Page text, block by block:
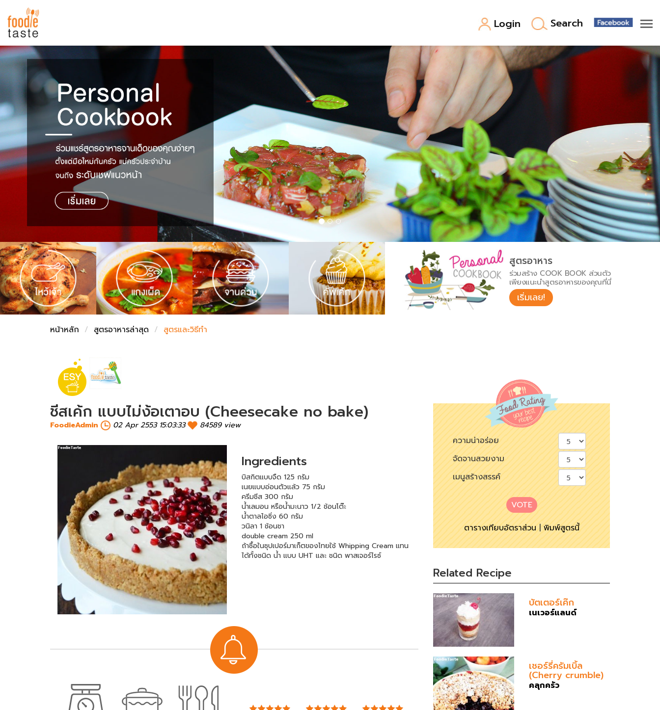
Login Search
สูตรอาหาร
สูตรอาหารล่าสุด
Top Foodie
พาไปชิม
สารพันก้นครัว
เคล็ดลับน่ารู้
เปรียบเทียบหน่วยการตวง
เปรียบเทียบอุณหภูมิ
เปรียบเทียบน้ำหนักวัตถุดิบ
ชั่งตวงเนย
FoodPedia
สร้าง Cookbook
สูตรอาหาร
ร่วมสร้าง COOK BOOK ส่วนตัว
เพียงแนะนำสูตรอาหารของคุณที่นี่
เริ่มเลย!
หน้าหลัก สูตรอาหารล่าสุด สูตรและวิธีทำ
ชีสเค้ก แบบไม่ง้อเตาอบ (Cheesecake no bake)
FoodieAdmin 02 Apr 2553 15:03:33 84589 view
Ingredients
บิสกิตแบบจืด 125 กรัม
เนยแบบอ่อนตัวแล้ว 75 กรัม
ครีมชีส 300 กรัม
น้ำเลมอน หรือน้ำมะนาว 1/2 ช้อนโต๊ะ
น้ำตาลไอซิ่ง 60 กรัม
วนิลา 1 ช้อนชา
double cream 250 ml
ถ้าซื้อในซุปเปอร์มาเก็ตของไทยใช้ Whipping Cream แทน
ได้ทั้งชนิด น้ำ แบบ UHT และ ชนิด พาสเจอร์ไรซ์
ความน่าอร่อย
จัดจานสวยงาม
เมนูสร้างสรรค์
VOTE
ตารางเทียบอัตราส่วน|พิมพ์สูตรนี้
Related Recipe
บัตเตอร์เค๊ก
เนเวอร์แลนด์
เชอร์รี่ครัมเบิ้ล
(Cherry crumble)
คลุกครัว